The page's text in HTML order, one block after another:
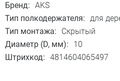
Бренд: AKS
Тип полкодержателя: для
Тип монтажа:
Скрытый
Диаметр (D, мм):
10
Штрихкод: 4814604065497